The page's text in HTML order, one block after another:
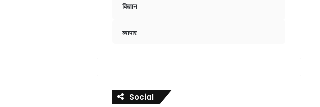
विज्ञान
व्यापार
Social